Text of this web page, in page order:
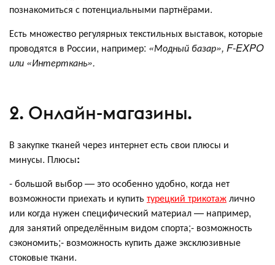
познакомиться с потенциальными партнёрами.
Есть множество регулярных текстильных выставок, которые
проводятся в России, например: «Модный базар», F-EXPO
или «Интерткань».
2. Онлайн-магазины.
В закупке тканей через интернет есть свои плюсы и
минусы. Плюсы:
- большой выбор — это особенно удобно, когда нет
возможности приехать и купить турецкий трикотажлично
или когда нужен специфический материал — например,
для занятий определённым видом спорта;- возможность
сэкономить;- возможность купить даже эксклюзивные
стоковые ткани.